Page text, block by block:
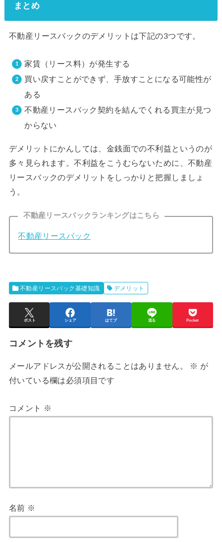
まとめ
不動産リースバックのデメリットは下記の3つです。
家賃（リース料）が発生する
買い戻すことができず、手放すことになる可能性が
ある
不動産リースバック契約を結んでくれる買主が見つ
からない
デメリットにかんしては、金銭面での不利益というのが
多々見られます。不利益をこうむらないために、不動産
リースバックのデメリットをしっかりと把握しましょ
う。
不動産リースバックランキングはこちら
不動産リースバック
不動産リースバック基礎知識 デメリット
ポスト シェア はてブ 送る Pocket
コメントを残す
メールアドレスが公開されることはありません。 ※ が
付いている欄は必須項目です
コメント ※
名前 ※